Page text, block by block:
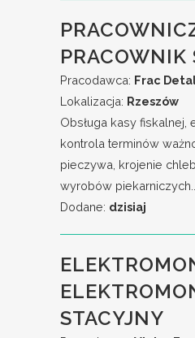
PRACOWNIK
Pracodawca: Frac
Lokalizacja: Rzeszów
Obsługa kasy fiskalnej,
kontrola terminów
pieczywa, krojenie
wyrobów piekarniczych...
Dodane: dzisiaj
STACYJNY